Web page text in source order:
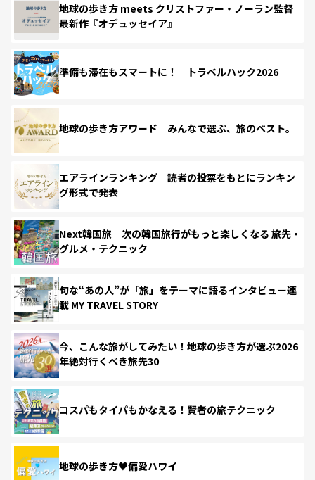
地球の歩き方 meets クリストファー・ノーラン監督
最新作『オデュッセイア』
準備も滞在もスマートに！ トラベルハック2026
地球の歩き方アワード みんなで選ぶ、旅のベスト。
エアラインランキング 読者の投票をもとにランキン
グ形式で発表
Next韓国旅 次の韓国旅行がもっと楽しくなる 旅先・
グルメ・テクニック
旬な“あの人”が「旅」をテーマに語るインタビュー連
載 MY TRAVEL STORY
今、こんな旅がしてみたい！地球の歩き方が選ぶ2026
年絶対行くべき旅先30
コスパもタイパもかなえる！賢者の旅テクニック
地球の歩き方♥偏愛ハワイ